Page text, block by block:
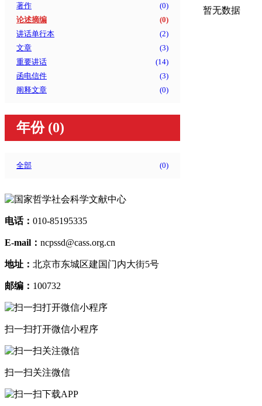
著作 (0)
论述摘编
(0)
讲话单行本
(2)
文章
(3)
重要讲话
(14)
函电信件
(3)
阐释文章
(0)
年份 (0)
全部 (0)
暂无数据
电话： 010-85195335
E-mail： ncpssd@cass.org.cn
地址： 北京市东城区建国门内大街5号
邮编： 100732
扫一扫打开微信小程序
扫一扫关注微信